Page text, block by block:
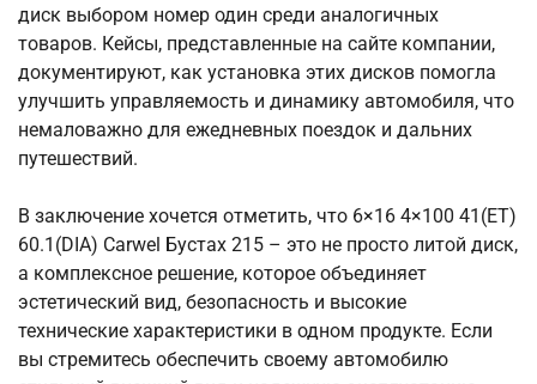
диск выбором номер один среди аналогичных
товаров. Кейсы, представленные на сайте компании,
документируют, как установка этих дисков помогла
улучшить управляемость и динамику автомобиля, что
немаловажно для ежедневных поездок и дальних
путешествий.
В заключение хочется отметить, что 6×16 4×100 41(ET)
60.1(DIA) Carwel Бустах 215 – это не просто литой диск,
а комплексное решение, которое объединяет
эстетический вид, безопасность и высокие
технические характеристики в одном продукте. Если
вы стремитесь обеспечить своему автомобилю